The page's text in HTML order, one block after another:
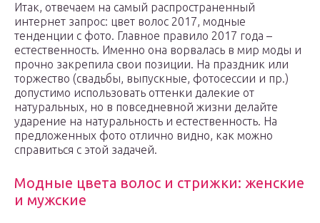
Итак, отвечаем на самый распространенный
интернет запрос: цвет волос 2017, модные
тенденции с фото. Главное правило 2017 года –
естественность. Именно она ворвалась в мир моды и
прочно закрепила свои позиции. На праздник или
торжество (свадьбы, выпускные, фотосессии и пр.)
допустимо использовать оттенки далекие от
натуральных, но в повседневной жизни делайте
ударение на натуральность и естественность. На
предложенных фото отлично видно, как можно
справиться с этой задачей.
Модные цвета волос и стрижки: женские
и мужские